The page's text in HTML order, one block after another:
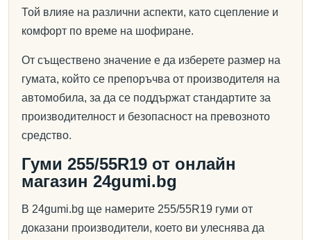
Той влияе на различни аспекти, като сцепление и
комфорт по време на шофиране.
От съществено значение е да изберете размер на
гумата, който се препоръчва от производителя на
автомобила, за да се поддържат стандартите за
производителност и безопасност на превозното
средство.
Гуми 255/55R19 от онлайн
магазин 24gumi.bg
В 24gumi.bg ще намерите 255/55R19 гуми от
доказани производители, което ви улеснява да